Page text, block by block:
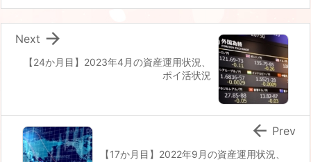
【24か月目】2023年4月の資産運用状況、
ポイ活状況

Next
【17か月目】2022年9月の資産運用状況、
 Prev